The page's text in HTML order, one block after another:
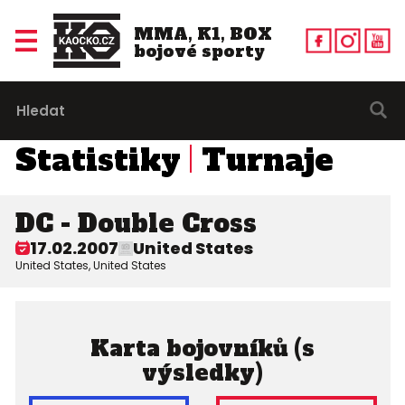
MMA, K1, BOX
bojové sporty
Statistiky Turnaje
DC - Double Cross
17.02.2007 United States
United States, United States
Karta bojovníků (s
výsledky)